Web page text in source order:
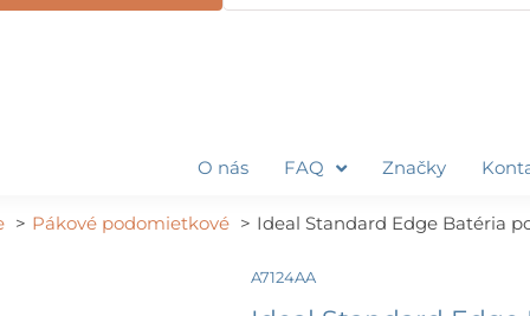
O nás FAQ Značky
Pákové podomietkové Ideal Standard Edge Batéria
A7124AA